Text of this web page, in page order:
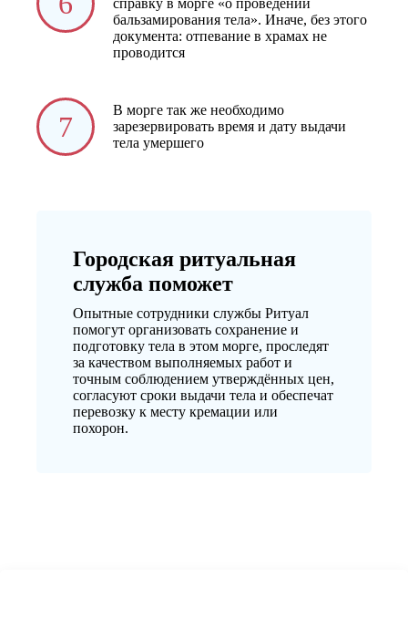
справку в морге «о проведении
бальзамирования тела». Иначе, без этого
документа: отпевание в храмах не
проводится
7
В морге так же необходимо
зарезервировать время и дату выдачи
тела умершего
Городская ритуальная
служба поможет
Опытные сотрудники службы Ритуал
помогут организовать сохранение и
подготовку тела в этом морге, проследят
за качеством выполняемых работ и
точным соблюдением утверждённых цен,
согласуют сроки выдачи тела и обеспечат
перевозку к месту кремации или
похорон.